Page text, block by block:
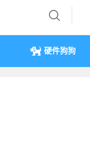
硬件狗狗